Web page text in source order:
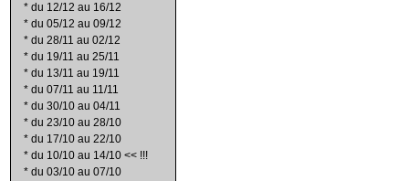
* du 12/12 au 16/12
* du 05/12 au 09/12
* du 28/11 au 02/12
* du 19/11 au 25/11
* du 13/11 au 19/11
* du 07/11 au 11/11
* du 30/10 au 04/11
* du 23/10 au 28/10
* du 17/10 au 22/10
* du 10/10 au 14/10 << !!!
* du 03/10 au 07/10